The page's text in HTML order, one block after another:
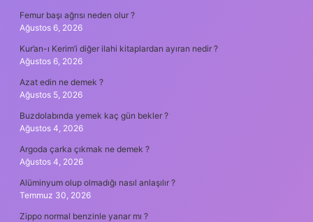
Femur başı ağrısı neden olur ?
Ağustos 6, 2026
Kur’an-ı Kerim’i diğer ilahi kitaplardan ayıran nedir ?
Ağustos 6, 2026
Azat edin ne demek ?
Ağustos 5, 2026
Buzdolabında yemek kaç gün bekler ?
Ağustos 4, 2026
Argoda çarka çıkmak ne demek ?
Ağustos 4, 2026
Alüminyum olup olmadığı nasıl anlaşılır ?
Temmuz 30, 2026
Zippo normal benzinle yanar mı ?